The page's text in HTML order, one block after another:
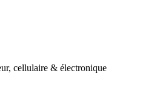
cellulaire & électronique